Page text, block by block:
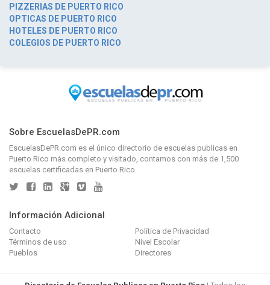
PIZZERIAS DE PUERTO RICO
OPTICAS DE PUERTO RICO
HOTELES DE PUERTO RICO
COLEGIOS DE PUERTO RICO
Sobre EscuelasDePR.com
EscuelasDePR.com es el único directorio de escuelas publicas en
Puerto Rico más completo y visitado, contamos con más de 1,500
escuelas certificadas en Puerto Rico.
Información Adicional
Contacto
Política de Privacidad
Términos de uso
Nivel Escolar
Pueblos
Directores